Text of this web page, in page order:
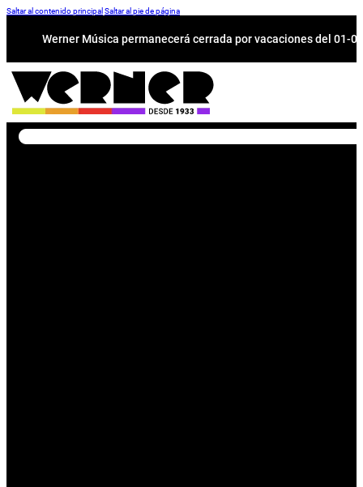
Saltar al contenido principal Saltar al pie de página
Werner Música permanecerá cerrada por vacaciones del 01-
Buscar